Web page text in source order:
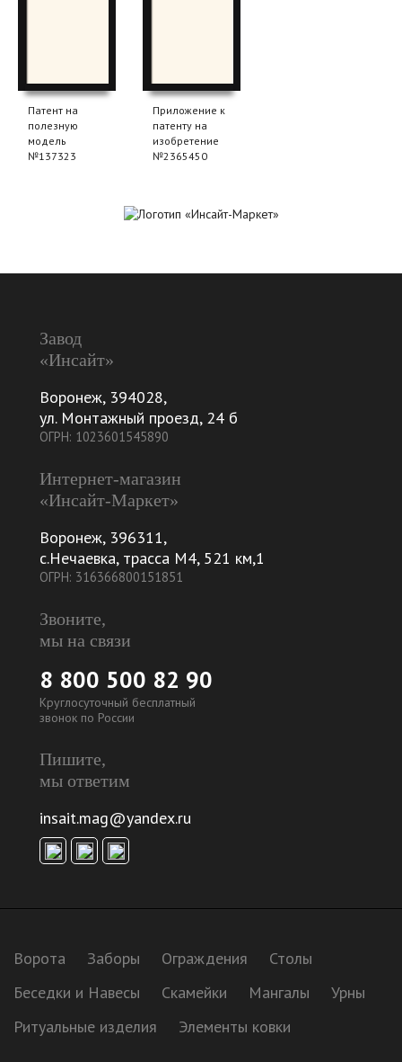
Патент на
полезную
модель
№137323
Приложение к
патенту на
изобретение
№2365450
Завод
«Инсайт»
Воронеж, 394028,
ул. Монтажный проезд, 24 б
ОГРН: 1023601545890
Интернет-магазин
«Инсайт-Маркет»
Воронеж, 396311,
с.Нечаевка, трасса М4, 521 км,1
ОГРН: 316366800151851
Звоните,
мы на связи
8 800 500 82 90
Круглосуточный бесплатный
звонок по России
Пишите,
мы ответим
insait.mag@yandex.ru
Ворота Заборы Ограждения
Столы
Беседки и Навесы
Скамейки Мангалы
Урны
Ритуальные изделия
Элементы ковки